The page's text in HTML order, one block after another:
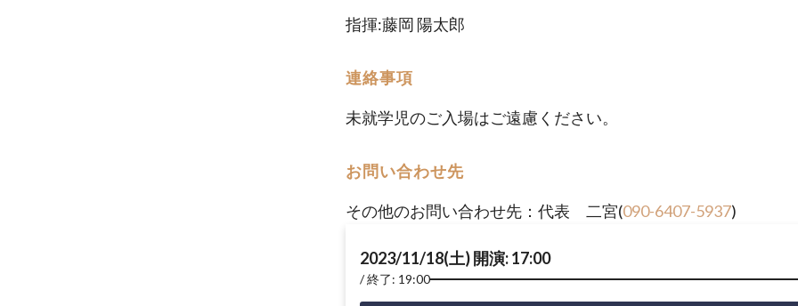
指揮:藤岡 陽太郎
連絡事項
未就学児のご入場はご遠慮ください。
お問い合わせ先
その他のお問い合わせ先：代表 二宮(090-6407-5937)
2023/11/18(土) 開演: 17:00
終了: 19:00